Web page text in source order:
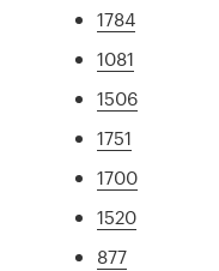
1784
1081
1506
1751
1700
1520
877